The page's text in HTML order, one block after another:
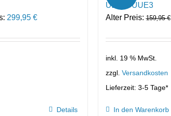
299,95 €Aktueller
ist:
Details
ULB3 / UUE3
Alter Preis: 159,95€
inkl. 19 % MwSt.
zzgl. Versandkosten
Lieferzeit: 3-5 Tage*
In den Warenkorb